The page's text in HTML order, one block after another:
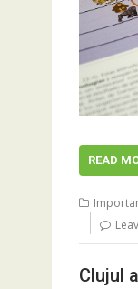
READ
Clujul